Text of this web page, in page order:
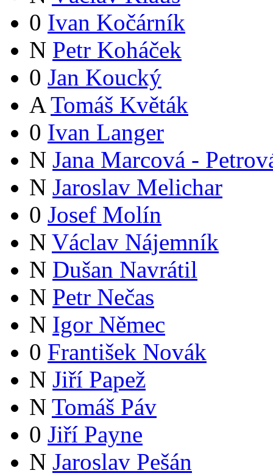
0 Ivan Kočárník
N Petr Koháček
0 Jan Koucký
A Tomáš Květák
0 Ivan Langer
N Jana Marcová -
N Jaroslav Melichar
0 Josef Molín
N Václav Nájemník
N Dušan Navrátil
N Petr Nečas
N Igor Němec
0 František Novák
N Jiří Papež
N Tomáš Páv
0 Jiří Payne
N Jaroslav Pešán